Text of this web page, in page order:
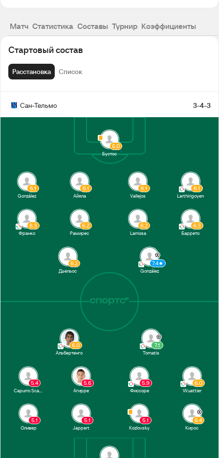
Матч Статистика Составы Турнир Коэффициенты
Стартовый состав
Расстановка Список
Сан-Тельмо 3-4-3
6.0
Бустос
7.4
González
6.1
González
6.1
Айяла
6.1
Vallejos
6.1
Larthirigoyen
6.3
Франко
6.2
Рамирес
6.2
Lamosa
6.3
Баррето
6.2
Дьельос
6.0
Wuattier
6.4
Кирос
5.1
Kozlovsky
5.1
Jappert
5.1
Оливер
5.9
Фиссоре
5.6
Агирре
5.4
Capurro Scabini
7.1
Tomatis
6.0
Альбертенго